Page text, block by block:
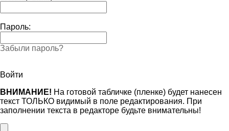
Пароль:
Забыли пароль?
Войти
ВНИМАНИЕ! На готовой табличке (пленке) будет нанесен
текст ТОЛЬКО видимый в поле редактирования. При
заполнении текста в редакторе будьте внимательны!